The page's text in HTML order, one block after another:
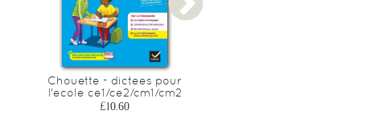
Chouette - dictees pour
l'ecole ce1/ce2/cm1/cm2
£10.60